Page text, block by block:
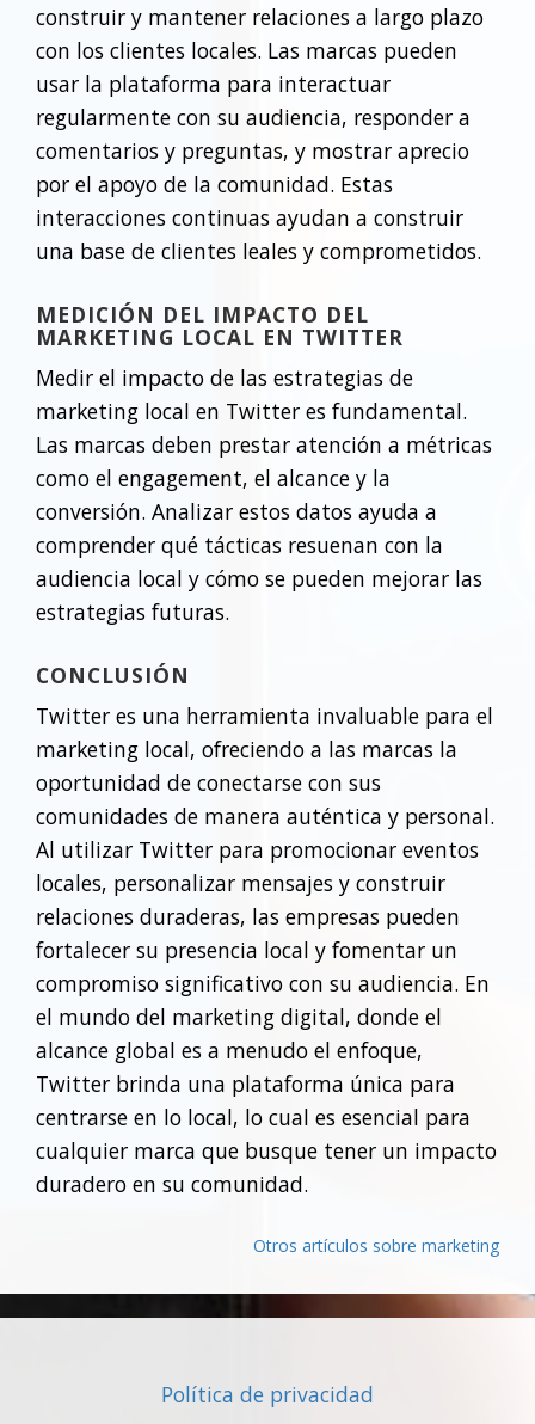
construir y mantener relaciones a largo plazo
con los clientes locales. Las marcas pueden
usar la plataforma para interactuar
regularmente con su audiencia, responder a
comentarios y preguntas, y mostrar aprecio
por el apoyo de la comunidad. Estas
interacciones continuas ayudan a construir
una base de clientes leales y comprometidos.
MEDICIÓN DEL IMPACTO DEL
MARKETING LOCAL EN TWITTER
Medir el impacto de las estrategias de
marketing local en Twitter es fundamental.
Las marcas deben prestar atención a métricas
como el engagement, el alcance y la
conversión. Analizar estos datos ayuda a
comprender qué tácticas resuenan con la
audiencia local y cómo se pueden mejorar las
estrategias futuras.
CONCLUSIÓN
Twitter es una herramienta invaluable para el
marketing local, ofreciendo a las marcas la
oportunidad de conectarse con sus
comunidades de manera auténtica y personal.
Al utilizar Twitter para promocionar eventos
locales, personalizar mensajes y construir
relaciones duraderas, las empresas pueden
fortalecer su presencia local y fomentar un
compromiso significativo con su audiencia. En
el mundo del marketing digital, donde el
alcance global es a menudo el enfoque,
Twitter brinda una plataforma única para
centrarse en lo local, lo cual es esencial para
cualquier marca que busque tener un impacto
duradero en su comunidad.
Otros artículos sobre marketing
Política de privacidad